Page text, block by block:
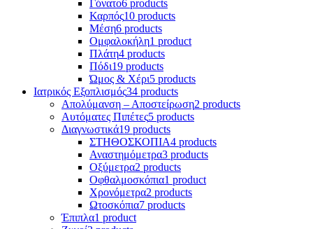
Γόνατο6 products
Καρπός10 products
Μέση6 products
Ομφαλοκήλη1 product
Πλάτη4 products
Πόδι19 products
Ώμος & Χέρι5 products
Ιατρικός Εξοπλισμός34 products
Απολύμανση – Αποστείρωση2 products
Αυτόματες Πιπέτες5 products
Διαγνωστικά19 products
ΣΤΗΘΟΣΚΟΠΙΑ4 products
Αναστημόμετρα3 products
Οξύμετρα2 products
Οφθαλμοσκόπια1 product
Χρονόμετρα2 products
Ωτοσκόπια7 products
Έπιπλα1 product